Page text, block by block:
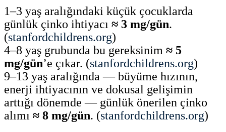
1–3 yaş aralığındaki küçük çocuklarda
günlük çinko ihtiyacı ≈ 3 mg/gün.
(stanfordchildrens.org)
4–8 yaş grubunda bu gereksinim ≈ 5
mg/gün’e çıkar. (stanfordchildrens.org)
9–13 yaş aralığında — büyüme hızının,
enerji ihtiyacının ve dokusal gelişimin
arttığı dönemde — günlük önerilen çinko
alımı ≈ 8 mg/gün. (stanfordchildrens.org)